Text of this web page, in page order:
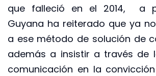
que falleció en el 2014, a
Guyana ha reiterado que ya
a ese método de solución de
además a insistir a través de
comunicación en la